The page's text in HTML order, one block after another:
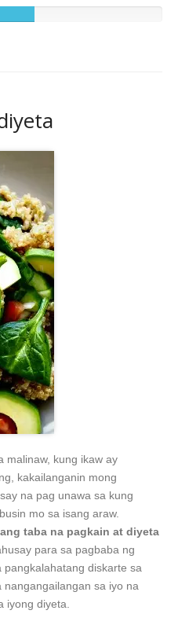
malinaw, kung ikaw ay
kakailanganin mong
na pag unawa sa kung
mo sa isang araw.
taba na pagkain at diyeta
para sa pagbaba ng
pangkalahatang diskarte sa
sa iyo na
iyong diyeta.